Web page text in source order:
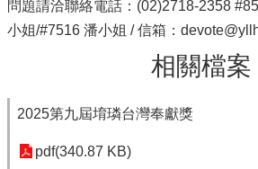
問題請洽聯絡電話：(02)2718-2358
小姐/#7516 潘小姐 / 信箱：
相關檔案
2025第九屆堉璘台灣奉獻獎
pdf(340.87 KB)